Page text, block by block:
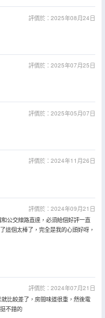
評價於：2025年08月24日
評價於：2025年07月25日
評價於：2025年05月07日
評價於：2024年11月26日
評價於：2024年09月21日
公交線路直達，必須給個好評一直
這個太棒了，完全是我的心頭好呀，
評價於：2024年07月21日
比較差了，房間味道很重，然後電
不錯的